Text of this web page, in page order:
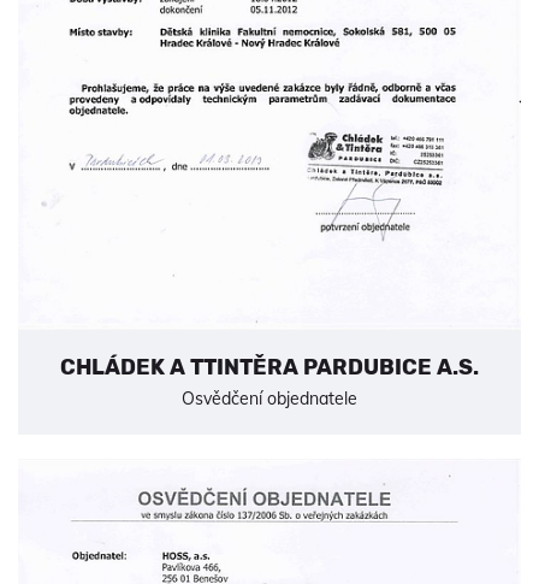
CHLÁDEK A TTINTĚRA PARDUBICE A.S.
Osvědčení objednatele